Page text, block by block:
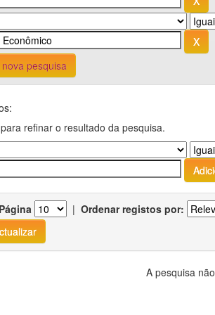
pesquisa
refinar o resultado da pesquisa.
| Ordenar registos por:
A pesquisa